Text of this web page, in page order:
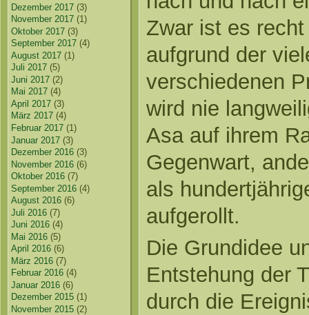
Dezember 2017 (3)
November 2017 (1)
Oktober 2017 (3)
September 2017 (4)
August 2017 (1)
Juli 2017 (5)
Juni 2017 (2)
Mai 2017 (4)
April 2017 (3)
März 2017 (4)
Februar 2017 (1)
Januar 2017 (3)
Dezember 2016 (3)
November 2016 (6)
Oktober 2016 (7)
September 2016 (4)
August 2016 (6)
Juli 2016 (7)
Juni 2016 (4)
Mai 2016 (5)
April 2016 (6)
März 2016 (7)
Februar 2016 (4)
Januar 2016 (6)
Dezember 2015 (1)
November 2015 (2)
Zwar ist es
aufgrund der
verschiedenen
wird nie
Asa auf ihrem
Gegenwart,
als
aufgerollt.
Die Grundidee
Entstehung der
durch die